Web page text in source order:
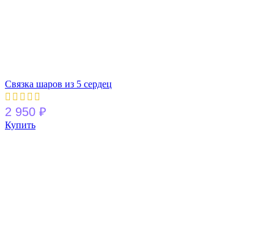
Связка шаров из 5 сердец
2 950 ₽
Купить